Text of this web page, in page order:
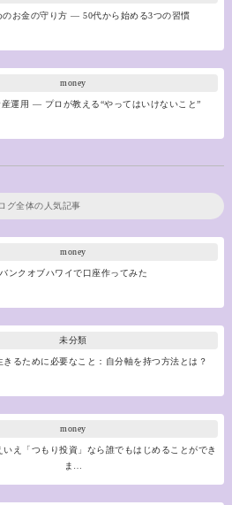
のお金の守り方 ― 50代から始める3つの習慣
money
運用 ― プロが教える“やってはいけないこと”
グ全体の人気記事
money
バンクオブハワイで口座作ってみた
未分類
きるために必要なこと：自分軸を持つ方法とは？
money
いえ「つもり投資」なら誰でもはじめることができ
ま…